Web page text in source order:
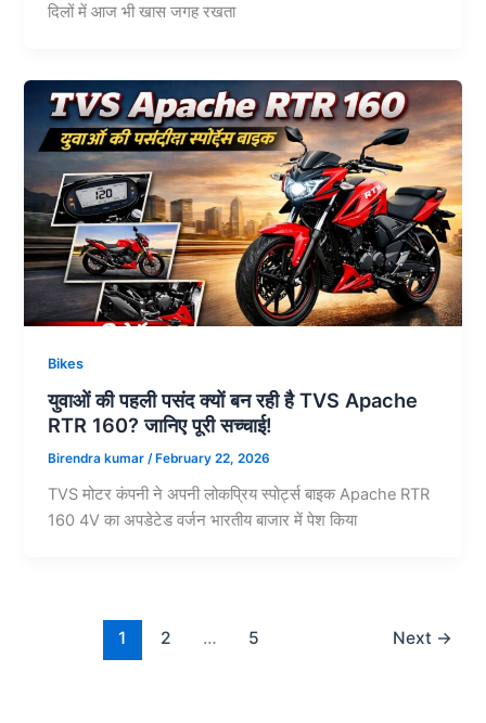
दिलों में आज भी खास जगह रखता
Bikes
युवाओं की पहली पसंद क्यों बन रही है TVS Apache
RTR 160? जानिए पूरी सच्चाई!
Birendra kumar/ February 22, 2026
TVS मोटर कंपनी ने अपनी लोकप्रिय स्पोर्ट्स बाइक Apache RTR
160 4V का अपडेटेड वर्जन भारतीय बाजार में पेश किया
1 2 … 5 Next →